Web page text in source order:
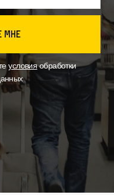
мне
условияобработки